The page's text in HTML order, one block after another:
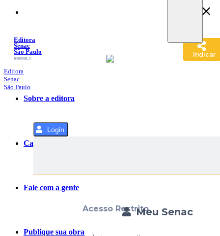
Conteúdo
Editora
Senac
São Paulo
SACOLA
MENU
Editora
Senac
São Paulo
Sobre a editora
Categorias
Fale com a gente
Publique sua obra
Login
Meu Senac
Acesso Restrito
Indicar